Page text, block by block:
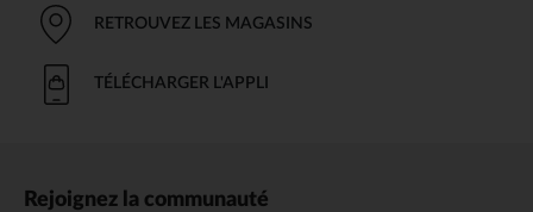
RETROUVEZ LES MAGASINS
TÉLÉCHARGER L'APPLI
Rejoignez la communauté